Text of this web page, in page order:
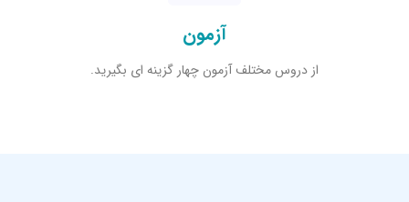
آزمون
از دروس مختلف آزمون چهار گزینه ای بگیرید.